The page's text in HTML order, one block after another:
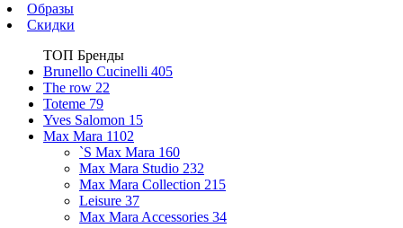
Образы
Скидки
ТОП Бренды
Brunello Cucinelli 405
The row 22
Toteme 79
Yves Salomon 15
Max Mara 1102
`S Max Mara 160
Max Mara Studio 232
Max Mara Collection 215
Leisure 37
Max Mara Accessories 34